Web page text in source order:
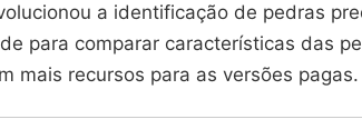
a identificação de pedras
para comparar características das
mais recursos para as versões pagas.